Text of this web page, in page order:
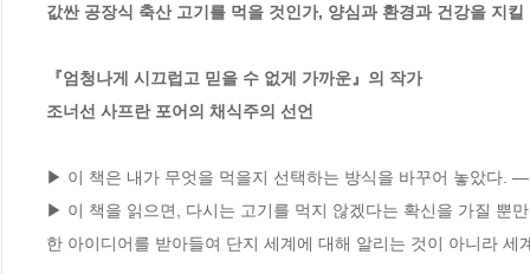
값싼 공장식 축산 고기를 먹을 것인가, 양심과 환경과 건강을 지킬
『엄청나게 시끄럽고 믿을 수 없게 가까운』의 작가
조너선 사프란 포어의 채식주의 선언
▶ 이 책은 내가 무엇을 먹을지 선택하는 방식을 바꾸어 놓았다.
▶ 이 책을 읽으면, 다시는 고기를 먹지 않겠다는 확신을 가질 뿐
한 아이디어를 받아들여 단지 세계에 대해 알리는 것이 아니라